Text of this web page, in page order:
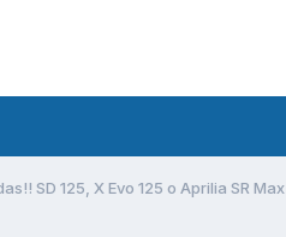
SD 125, X Evo 125 o Aprilia SR Max